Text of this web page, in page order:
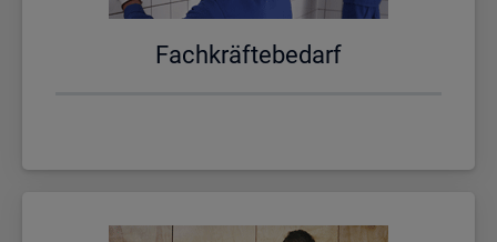
Fach­kräf­te­be­darf